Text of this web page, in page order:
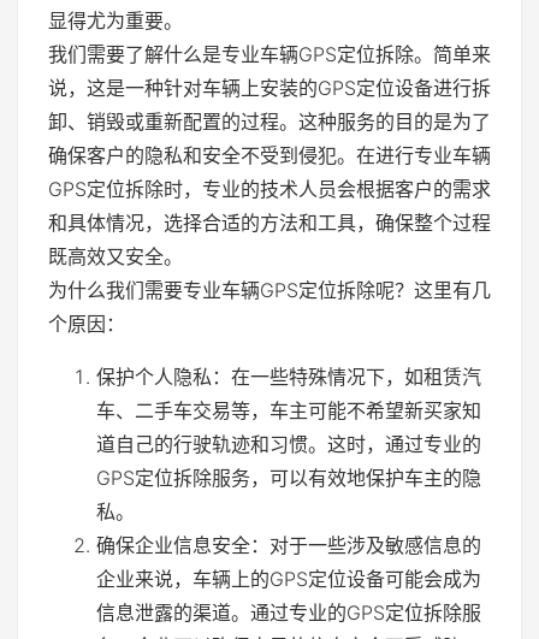
显得尤为重要。
我们需要了解什么是专业车辆GPS定位拆除。简单来
说，这是一种针对车辆上安装的GPS定位设备进行拆
卸、销毁或重新配置的过程。这种服务的目的是为了
确保客户的隐私和安全不受到侵犯。在进行专业车辆
GPS定位拆除时，专业的技术人员会根据客户的需求
和具体情况，选择合适的方法和工具，确保整个过程
既高效又安全。
为什么我们需要专业车辆GPS定位拆除呢？这里有几
个原因：
保护个人隐私：在一些特殊情况下，如租赁汽
车、二手车交易等，车主可能不希望新买家知
道自己的行驶轨迹和习惯。这时，通过专业的
GPS定位拆除服务，可以有效地保护车主的隐
私。
确保企业信息安全：对于一些涉及敏感信息的
企业来说，车辆上的GPS定位设备可能会成为
信息泄露的渠道。通过专业的GPS定位拆除服